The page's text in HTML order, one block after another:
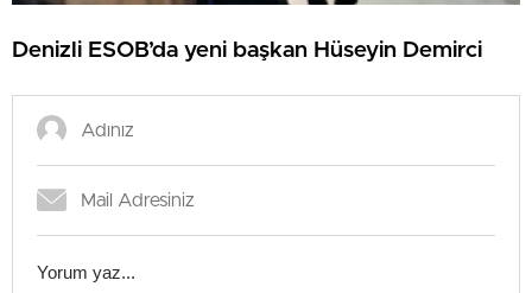
Denizli ESOB’da yeni başkan Hüseyin Demirci